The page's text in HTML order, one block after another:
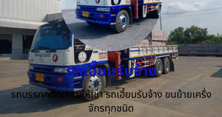
รถเฮี๊ยบรับจ้าง
รถบรรทุกติดเครนให้เช่า รถเฮี้ยบรับจ้าง ขนย้ายเครื่ง
จักรทุกชนิด